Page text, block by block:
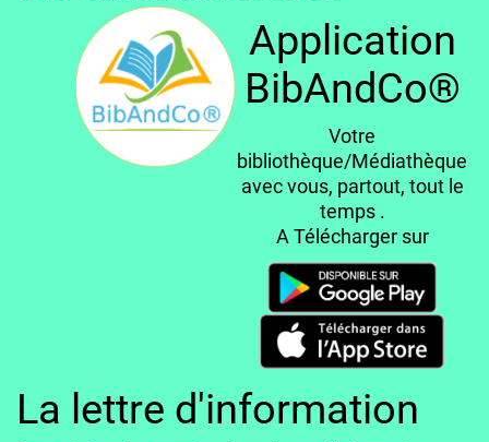
Application
BibAndCo®
Votre
bibliothèque/Médiathèque
avec vous, partout, tout le
temps .
A Télécharger sur
La lettre d'information